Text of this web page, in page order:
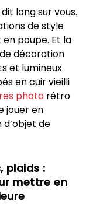
long sur vous.
de style
poupe. Et la
décoration
et lumineux.
en cuir vieilli
photo rétro
jouer en
de
plaids :
mettre en